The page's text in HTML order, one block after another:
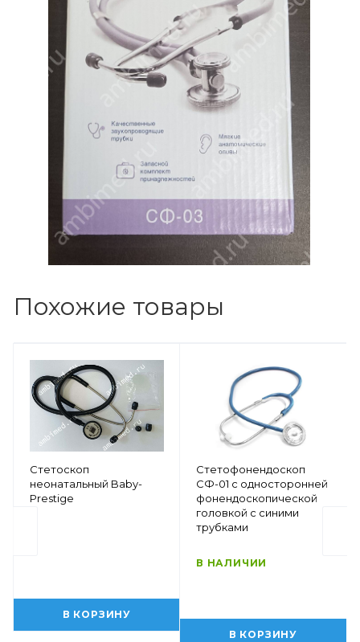
Похожие товары
Стетоскоп
неонатальный Baby-
Prestige
В КОРЗИНУ
Стетофонендоскоп
СФ-01 с односторонней
фонендоскопической
головкой с синими
трубками
В НАЛИЧИИ
В КОРЗИНУ